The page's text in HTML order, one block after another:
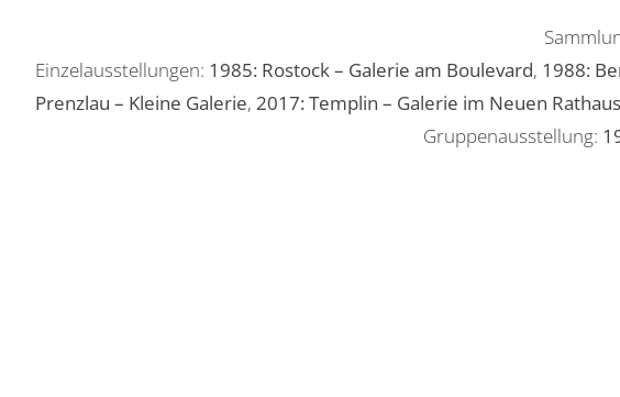
Einzelausstellungen: 1985: Rostock – Galerie am Boulevard, 1988:
Prenzlau – Kleine Galerie, 2017: Templin – Galerie im Neuen Rathaus
Gruppenausstellung: